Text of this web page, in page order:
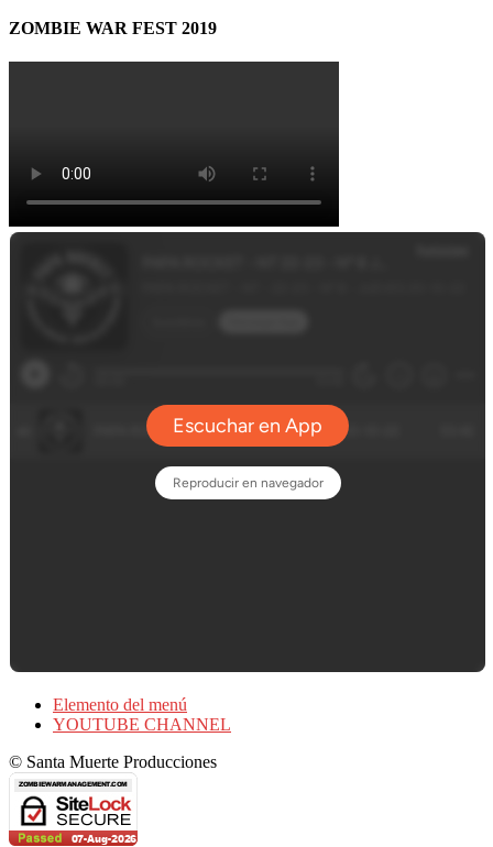
ZOMBIE WAR FEST 2019
Elemento del menú
YOUTUBE CHANNEL
© Santa Muerte Producciones